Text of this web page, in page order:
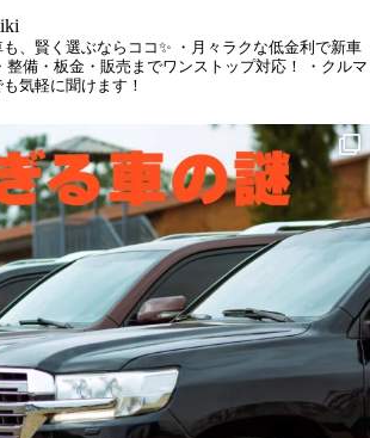
、賢く選ぶならココ✨ ・月々ラクな低金利で新車
整備・板金・販売までワンストップ対応！
・クルマ
気軽に聞けます！